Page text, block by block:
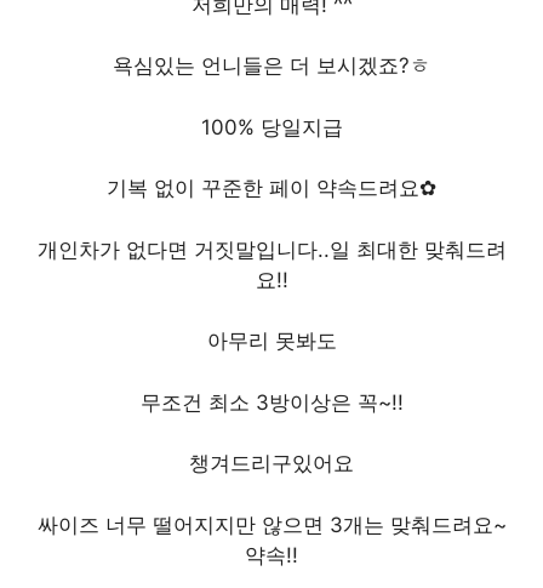
욕심있는 언니들은 더 보시겠죠?ㅎ
100% 당일지급
기복 없이 꾸준한 페이 약속드려요✿
개인차가 없다면 거짓말입니다..일 최대한 맞춰드려
요!!
아무리 못봐도
무조건 최소 3방이상은 꼭~!!
챙겨드리구있어요
싸이즈 너무 떨어지지만 않으면 3개는 맞춰드려요~
약속!!